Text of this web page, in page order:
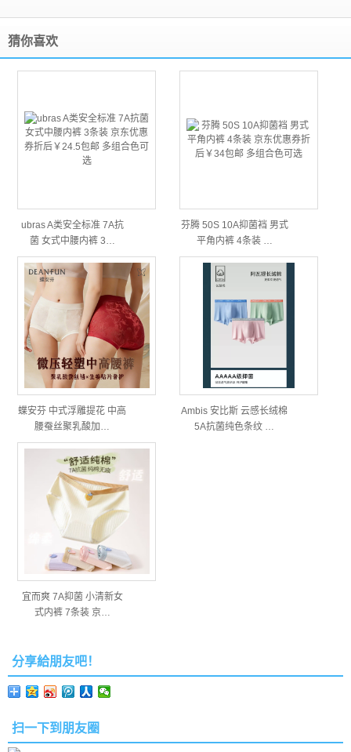
猜你喜欢
ubras A类安全标准 7A抗
菌 女式中腰内裤 3…
芬腾 50S 10A抑菌裆 男式
平角内裤 4条装 …
蝶安芬 中式浮雕提花 中高
腰蚕丝聚乳酸加…
Ambis 安比斯 云感长绒棉
5A抗菌纯色条纹 …
宜而爽 7A抑菌 小清新女
式内裤 7条装 京…
分享給朋友吧！
扫一下到朋友圈